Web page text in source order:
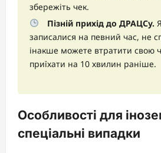
збережіть чек.
Пізній прихід до ДРАЦСу.
записалися на певний час, не
інакше можете втратити свою
приїхати на 10 хвилин раніше.
Особливості для
спеціальні випадки